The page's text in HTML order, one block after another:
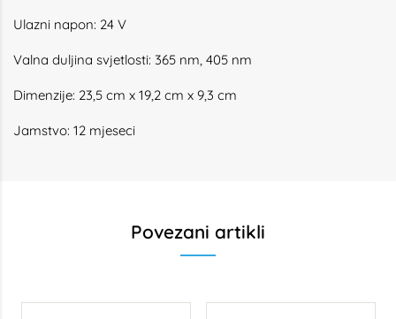
Ulazni napon: 24 V
Valna duljina svjetlosti: 365 nm, 405 nm
Dimenzije: 23,5 cm x 19,2 cm x 9,3 cm
Jamstvo: 12 mjeseci
Povezani artikli